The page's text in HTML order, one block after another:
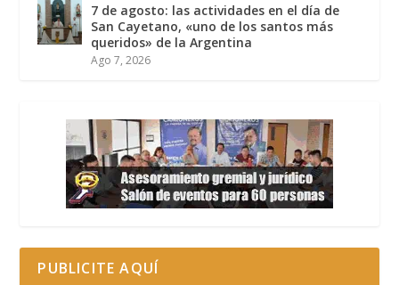
7 de agosto: las actividades en el día de
San Cayetano, «uno de los santos más
queridos» de la Argentina
Ago 7, 2026
PUBLICITE AQUÍ